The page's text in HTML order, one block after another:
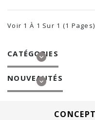
Voir 1 À 1 Sur 1 (1 Pages)
CATÉGORIES
NOUVEAUTÉS